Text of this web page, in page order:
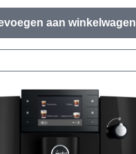
aan winkelwagen